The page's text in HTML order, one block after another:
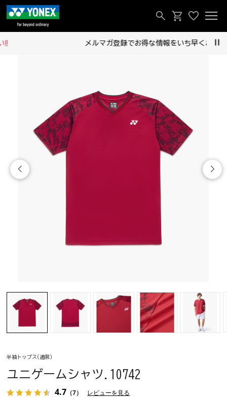
メルマガ登録でお得な情報をいち早くお届け！
半袖トップス(通常)
ユニゲームシャツ.10742
4.7 （7） レビューを見る